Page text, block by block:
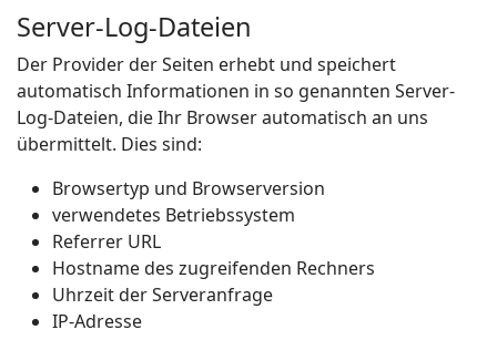
Server-Log-Dateien
Der Provider der Seiten erhebt und speichert
automatisch Informationen in so genannten Server-
Log-Dateien, die Ihr Browser automatisch an uns
übermittelt. Dies sind:
Browsertyp und Browserversion
verwendetes Betriebssystem
Referrer URL
Hostname des zugreifenden Rechners
Uhrzeit der Serveranfrage
IP-Adresse